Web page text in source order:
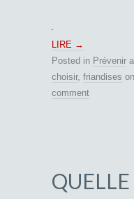
LIRE →
Posted in Prévenir
choisir, friandises on
comment